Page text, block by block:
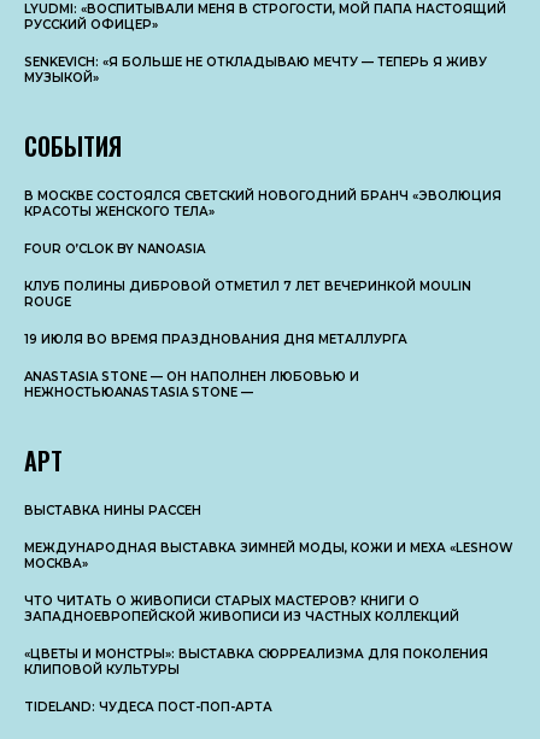
LYUDMI: «ВОСПИТЫВАЛИ МЕНЯ В СТРОГОСТИ, МОЙ ПАПА НАСТОЯЩИЙ
РУССКИЙ ОФИЦЕР»
SENKEVICH: «Я БОЛЬШЕ НЕ ОТКЛАДЫВАЮ МЕЧТУ — ТЕПЕРЬ Я ЖИВУ
МУЗЫКОЙ»
СОБЫТИЯ
В МОСКВЕ СОСТОЯЛСЯ СВЕТСКИЙ НОВОГОДНИЙ БРАНЧ «ЭВОЛЮЦИЯ
КРАСОТЫ ЖЕНСКОГО ТЕЛА»
FOUR O’CLOK BY NANOASIA
КЛУБ ПОЛИНЫ ДИБРОВОЙ ОТМЕТИЛ 7 ЛЕТ ВЕЧЕРИНКОЙ MOULIN
ROUGE
19 ИЮЛЯ ВО ВРЕМЯ ПРАЗДНОВАНИЯ ДНЯ МЕТАЛЛУРГА
ANASTASIA STONE — ОН НАПОЛНЕН ЛЮБОВЬЮ И
НЕЖНОСТЬЮANASTASIA STONE —
АРТ
ВЫСТАВКА НИНЫ РАССЕН
МЕЖДУНАРОДНАЯ ВЫСТАВКА ЗИМНЕЙ МОДЫ, КОЖИ И МЕХА «LESHOW
МОСКВА»
ЧТО ЧИТАТЬ О ЖИВОПИСИ СТАРЫХ МАСТЕРОВ? КНИГИ О
ЗАПАДНОЕВРОПЕЙСКОЙ ЖИВОПИСИ ИЗ ЧАСТНЫХ КОЛЛЕКЦИЙ
«ЦВЕТЫ И МОНСТРЫ»: ВЫСТАВКА СЮРРЕАЛИЗМА ДЛЯ ПОКОЛЕНИЯ
КЛИПОВОЙ КУЛЬТУРЫ
TIDELAND: ЧУДЕСА ПОСТ-ПОП-АРТА